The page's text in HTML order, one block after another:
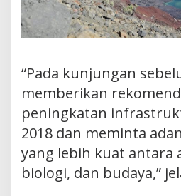
“Pada kunjungan
memberikan
peningkatan
2018 dan meminta
yang lebih kuat antara
biologi, dan budaya,”